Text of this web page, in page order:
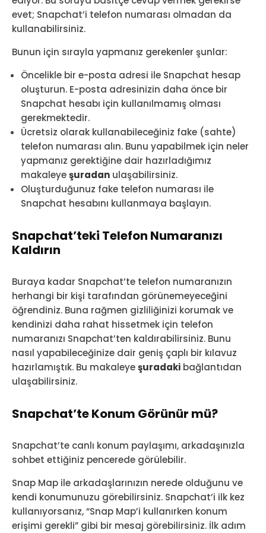
evet; Snapchat’i telefon numarası olmadan da
kullanabilirsiniz.
Bunun için sırayla yapmanız gerekenler şunlar:
Öncelikle bir e-posta adresi ile Snapchat hesap
oluşturun. E-posta adresinizin daha önce bir
Snapchat hesabı için kullanılmamış olması
gerekmektedir.
Ücretsiz olarak kullanabileceğiniz fake (sahte)
telefon numarası alın. Bunu yapabilmek için neler
yapmanız gerektiğine dair hazırladığımız
makaleyeşuradan ulaşabilirsiniz.
Oluşturduğunuz fake telefon numarası ile
Snapchat hesabını kullanmaya başlayın.
Snapchat’teki Telefon Numaranızı
Kaldırın
Buraya kadar Snapchat’te telefon numaranızın
herhangi bir kişi tarafından görünemeyeceğini
öğrendiniz. Buna rağmen gizliliğinizi korumak ve
kendinizi daha rahat hissetmek için telefon
numaranızı Snapchat’ten kaldırabilirsiniz. Bunu
nasıl yapabileceğinize dair geniş çaplı bir kılavuz
hazırlamıştık. Bu makaleyeşuradaki bağlantıdan
ulaşabilirsiniz.
Snapchat’te Konum Görünür mü?
Snapchat’te canlı konum paylaşımı, arkadaşınızla
sohbet ettiğiniz pencerede görülebilir.
Snap Map ile arkadaşlarınızın nerede olduğunu ve
kendi konumunuzu görebilirsiniz. Snapchat’i ilk kez
kullanıyorsanız, “Snap Map’i kullanırken konum
erişimi gerekli” gibi bir mesaj görebilirsiniz. İlk adım